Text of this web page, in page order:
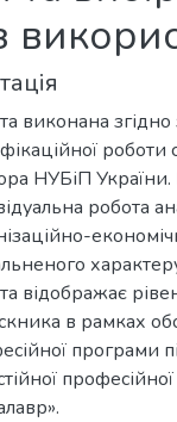
виконана
НУБіП України.
робота
відображає
в рамках
програми